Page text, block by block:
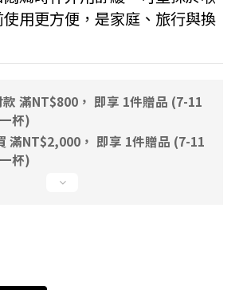
用更方便，是家庭、旅行與換
滿NT$800， 即享 1件贈品 (7-11
杯)
滿NT$2,000， 即享 1件贈品 (7-11
杯)